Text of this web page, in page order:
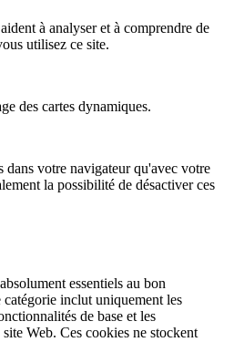
à analyser et à comprendre de
utilisez ce site.
des cartes dynamiques.
dans votre navigateur qu'avec votre
la possibilité de désactiver ces
essentiels au bon
inclut uniquement les
de base et les
Web. Ces cookies ne stockent